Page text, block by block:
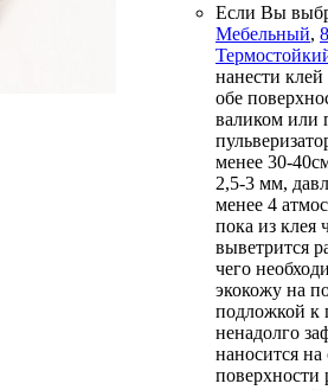
Если Вы
Мебельный,
нанести
обе
валиком
менее 30-
2,5-3 мм,
менее 4
пока из клея
выветрится
чего
экокожу на
подложкой к
ненадолго
наносится
поверхности